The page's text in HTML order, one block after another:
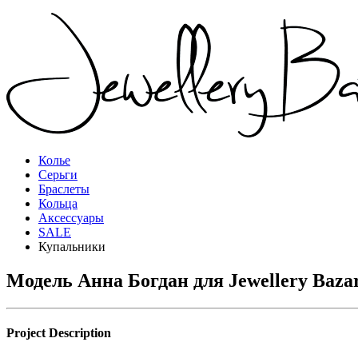
Колье
Серьги
Браслеты
Кольца
Аксессуары
SALE
Купальники
Модель Анна Богдан для Jewellery
Project Description